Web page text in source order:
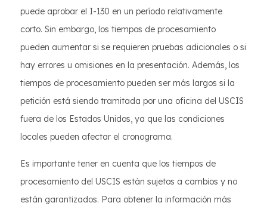
puede aprobar el I-130 en un período relativamente
corto. Sin embargo, los tiempos de procesamiento
pueden aumentar si se requieren pruebas adicionales o si
hay errores u omisiones en la presentación. Además, los
tiempos de procesamiento pueden ser más largos si la
petición está siendo tramitada por una oficina del USCIS
fuera de los Estados Unidos, ya que las condiciones
locales pueden afectar el cronograma.
Es importante tener en cuenta que los tiempos de
procesamiento del USCIS están sujetos a cambios y no
están garantizados. Para obtener la información más